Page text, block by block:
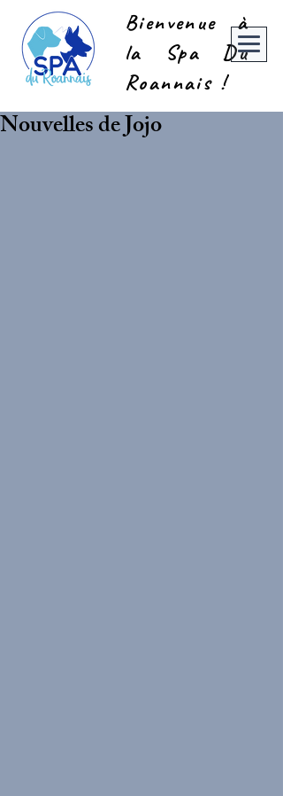
Bienvenue à
la Spa Du
Roannais !
Nouvelles de Jojo